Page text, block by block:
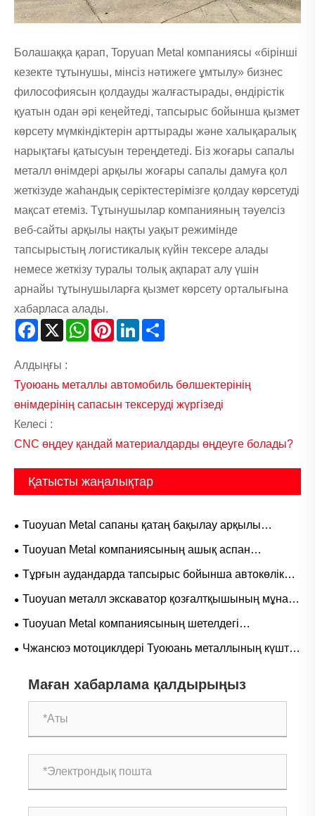
Болашаққа қарап, Topyuan Metal компаниясы «бірінші
кезекте тұтынушы, мінсіз нәтижеге ұмтылу» бизнес
философиясын қолдауды жалғастырады, өндірістік
қуатын одан әрі кеңейтеді, тапсырыс бойынша қызмет
көрсету мүмкіндіктерін арттырады және халықаралық
нарықтағы қатысуын тереңдетеді. Біз жоғары сапалы
металл өнімдері арқылы жоғары сапалы дамуға қол
жеткізуде жаһандық серіктестерімізге қолдау көрсетуді
мақсат етеміз. Тұтынушылар компанияның тәуелсіз
веб-сайты арқылы нақты уақыт режимінде
тапсырыстың логистикалық күйін тексере алады
немесе жеткізу туралы толық ақпарат алу үшін
арнайы тұтынушыларға қызмет көрсету орталығына
хабарласа алады.
Facebook
X WhatsAppPinterestLinkedIn
Алдыңғы :
Туоюань металлы автомобиль бөлшектерінің
өнімдерінің сапасын тексеруді жүргізеді
Келесі :
CNC өңдеу қандай материалдарды өңдеуге болады?
Қатысты жаңалықтар
Tuoyuan Metal сапаны қатаң бақылау арқылы
американдық клиентке арналған механикалық
Tuoyuan Metal компаниясының ашық аспан
астындағы барбекю командасын құру іс-шарасы сәтті
Тұрғын аудандарда тапсырыс бойынша автокөлік
бөлшектерін өндіру жылдамдауда
Tuoyuan металл экскаватор қозғалтқышының мұнай-
су сепараторлары бүгін жөнелтілді
Tuoyuan Metal компаниясының шетелдегі
тапсырысы Америка Құрама Штаттарына жөнелтілді
Чжансюэ мотоциклдері Туоюань металлының күшті
Маған хабарлама қалдырыңыз